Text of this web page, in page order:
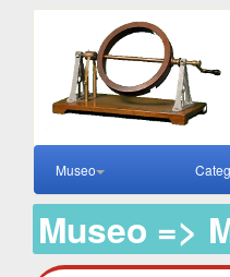
Museo
Museo =>